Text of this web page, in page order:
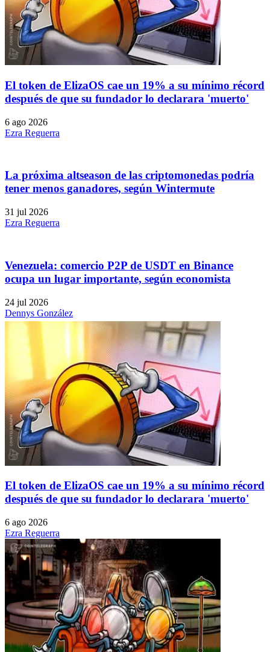
El token de ElizaOS cae un 19% a su mínimo récord
después de que su fundador lo declarara 'muerto'
6 ago 2026
Ezra Reguerra
La próxima altseason de las criptomonedas podría
tener menos ganadores, según Wintermute
31 jul 2026
Ezra Reguerra
Venezuela: comercio P2P de USDT en Binance
ocupa un lugar importante, según economista
24 jul 2026
Dennys González
El token de ElizaOS cae un 19% a su mínimo récord
después de que su fundador lo declarara 'muerto'
6 ago 2026
Ezra Reguerra